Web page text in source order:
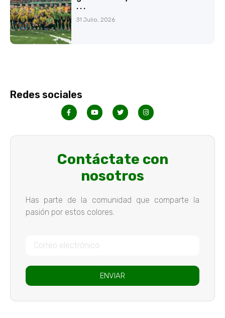
. . .
31 Julio, 2026
Redes sociales
Contáctate con
nosotros
Has parte de la comunidad que comparte la
pasión por estos colores.
ENVIAR